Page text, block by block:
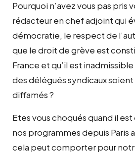
Pourquoi n’avez vous pas pris
rédacteur en chef adjoint qui
démocratie, le respect de
que le droit de grève est
France et qu’il est
des délégués syndicaux
diffamés ?
Etes vous choqués quand il
nos programmes depuis Paris
cela peut comporter pour